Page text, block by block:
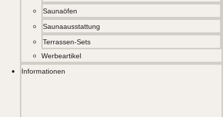
Saunaöfen
Saunaausstattung
Terrassen-Sets
Werbeartikel
Informationen